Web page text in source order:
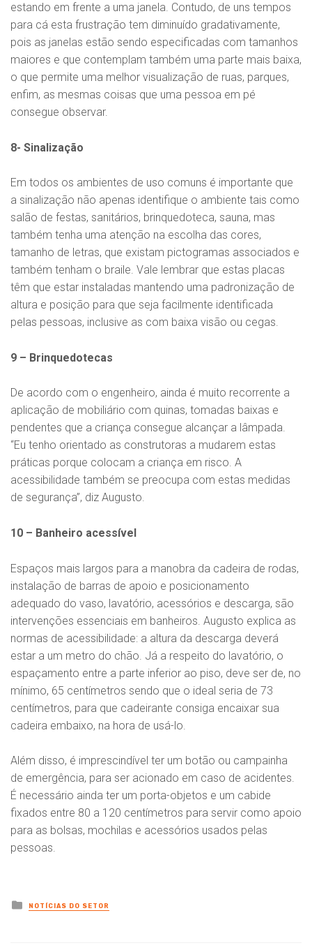
estando em frente a uma janela. Contudo, de uns tempos
para cá esta frustração tem diminuído gradativamente,
pois as janelas estão sendo especificadas com tamanhos
maiores e que contemplam também uma parte mais baixa,
o que permite uma melhor visualização de ruas, parques,
enfim, as mesmas coisas que uma pessoa em pé
consegue observar.
8- Sinalização
Em todos os ambientes de uso comuns é importante que
a sinalização não apenas identifique o ambiente tais como
salão de festas, sanitários, brinquedoteca, sauna, mas
também tenha uma atenção na escolha das cores,
tamanho de letras, que existam pictogramas associados e
também tenham o braile. Vale lembrar que estas placas
têm que estar instaladas mantendo uma padronização de
altura e posição para que seja facilmente identificada
pelas pessoas, inclusive as com baixa visão ou cegas.
9 – Brinquedotecas
De acordo com o engenheiro, ainda é muito recorrente a
aplicação de mobiliário com quinas, tomadas baixas e
pendentes que a criança consegue alcançar a lâmpada.
“Eu tenho orientado as construtoras a mudarem estas
práticas porque colocam a criança em risco. A
acessibilidade também se preocupa com estas medidas
de segurança”, diz Augusto.
10 – Banheiro acessível
Espaços mais largos para a manobra da cadeira de rodas,
instalação de barras de apoio e posicionamento
adequado do vaso, lavatório, acessórios e descarga, são
intervenções essenciais em banheiros. Augusto explica as
normas de acessibilidade: a altura da descarga deverá
estar a um metro do chão. Já a respeito do lavatório, o
espaçamento entre a parte inferior ao piso, deve ser de, no
mínimo, 65 centímetros sendo que o ideal seria de 73
centímetros, para que cadeirante consiga encaixar sua
cadeira embaixo, na hora de usá-lo.
Além disso, é imprescindível ter um botão ou campainha
de emergência, para ser acionado em caso de acidentes.
É necessário ainda ter um porta-objetos e um cabide
fixados entre 80 a 120 centímetros para servir como apoio
para as bolsas, mochilas e acessórios usados pelas
pessoas.
Posted
in
NOTÍCIAS DO SETOR